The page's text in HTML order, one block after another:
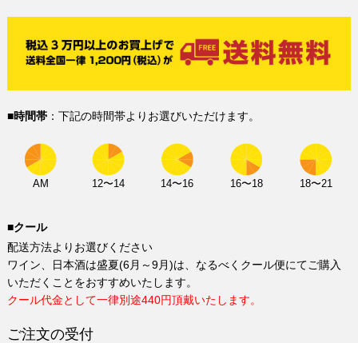
■時間帯：下記の時間帯よりお選びいただけます。
AM 12〜14 14〜16 16〜18 18〜21
■クール
配送方法よりお選びください
ワイン、日本酒は盛夏(6月～9月)は、なるべくクール便にてご購入
いただくことをおすすめいたします。
クール代金として一律別途440円頂戴いたします。
ご注文の受付